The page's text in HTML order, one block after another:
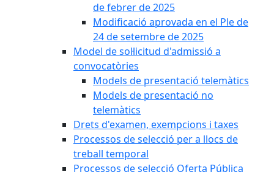
de febrer de 2025
Modificació aprovada en el Ple de
24 de setembre de 2025
Model de sol·licitud d'admissió a
convocatòries
Models de presentació telemàtics
Models de presentació no
telemàtics
Drets d'examen, exempcions i taxes
Processos de selecció per a llocs de
treball temporal
Processos de selecció Oferta Pública